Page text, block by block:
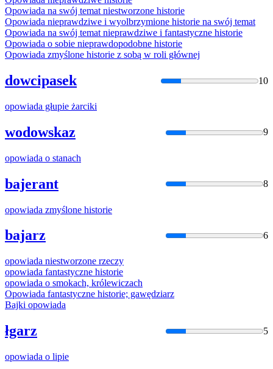
Opowiada na swój temat niestworzone historie
Opowiada nieprawdziwe i wyolbrzymione historie na swój temat
Opowiada na swój temat nieprawdziwe i fantastyczne historie
Opowiada o sobie nieprawdopodobne historie
Opowiada zmyślone historie z sobą w roli głównej
dowcipasek 10
opowiada głupie żarciki
wodowskaz 9
opowiada o stanach
bajerant 8
opowiada zmyślone historie
bajarz 6
opowiada niestworzone rzeczy
opowiada fantastyczne historie
opowiada o smokach, królewiczach
Opowiada fantastyczne historie; gawędziarz
Bajki opowiada
łgarz 5
opowiada o lipie